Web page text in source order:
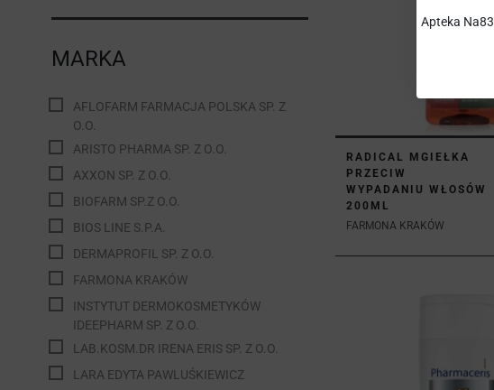
MARKA
AFLOFARM FARMACJA POLSKA SP. Z
O.O.
ARISTO PHARMA SP. Z O.O.
AXXON SP. Z O.O.
BIOFARM SP.Z O.O.
BIOS LINE S.P.A.
DERMAPROFIL SP. Z O.O.
FARMONA KRAKÓW
INSTYTUT DERMOKOSMETYKÓW
IDEEPHARM SP. Z O.O.
LAB.KOSM.DR IRENA ERIS SP. Z O.O.
LARA EDYTA PAWLUŚKIEWICZ
RADICAL MGIEŁKA
PRZECIW
WYPADANIU WŁOSÓW
200ML
FARMONA KRAKÓW
Apteka Na83